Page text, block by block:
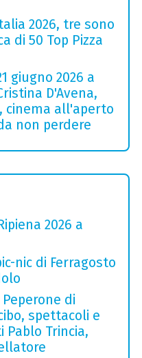
2026, tre sono
di 50 Top Pizza
giugno 2026 a
D'Avena,
cinema all'aperto
non perdere
2026 a
nic di Ferragosto
di
spettacoli e
Pablo Trincia,